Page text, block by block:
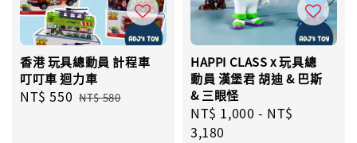
香港 玩具總動員 計程車
叮叮車 迴力車
Sale
NT$ 550 Regular
NT$ 580
HAPPI CLASS x 玩具總
動員 漢堡君 胡迪 & 巴斯
& 三眼怪
Regular
price
NT$ 1,000 - NT$
3,180